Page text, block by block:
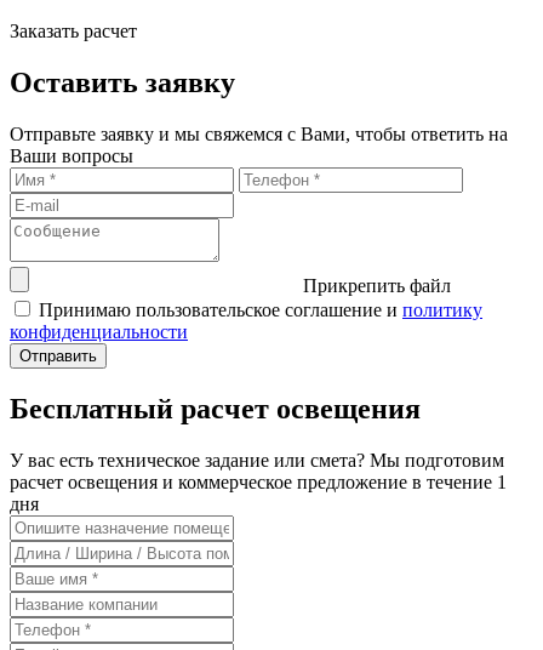
Заказать расчет
Оставить заявку
Отправьте заявку и мы свяжемся с Вами, чтобы ответить на
Ваши вопросы
Прикрепить файл
Принимаю пользовательское соглашение и политику
конфиденциальности
Бесплатный расчет освещения
У вас есть техническое задание или смета? Мы подготовим
расчет освещения и коммерческое предложение в течение 1
дня